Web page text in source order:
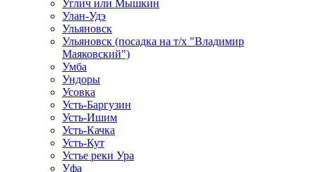
Углич или Мышкин
Улан-Удэ
Ульяновск
Ульяновск (посадка на т/х "Владимир
Маяковский")
Умба
Ундоры
Усовка
Усть-Баргузин
Усть-Ишим
Усть-Качка
Усть-Кут
Устье реки Ура
Уфа